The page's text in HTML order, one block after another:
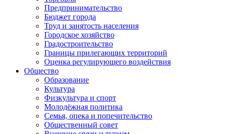
Предпринимательство
Бюджет города
Труд и занятость населения
Городское хозяйство
Градостроительство
Границы прилегающих территорий
Оценка регулирующего воздействия
Общество
Образование
Культура
Физкультура и спорт
Молодёжная политика
Семья, опека и попечительство
Общественный совет